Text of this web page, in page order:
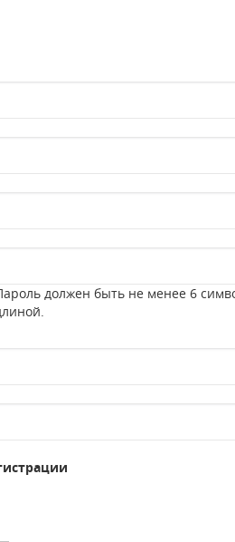
должен быть не менее 6